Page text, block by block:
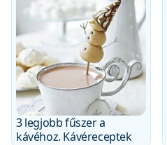
3 legjobb fűszer a
kávéhoz. Kávéreceptek